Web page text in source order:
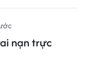
nạn trực